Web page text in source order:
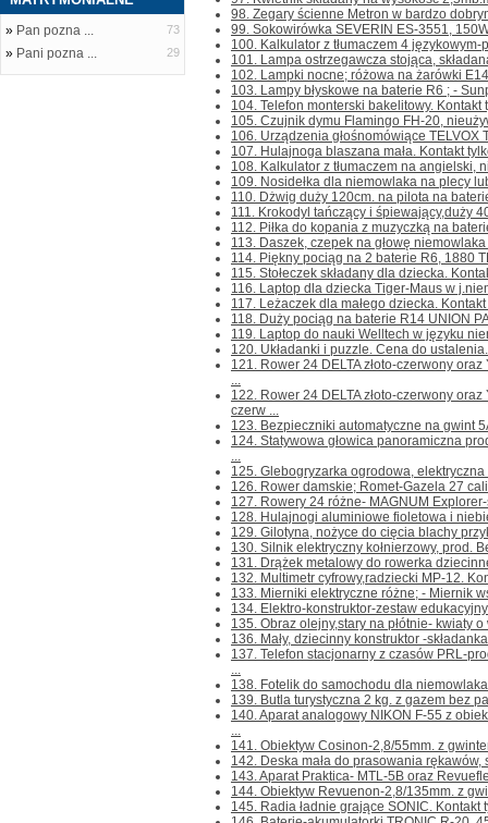
» Pan pozna ... 73
» Pani pozna ... 29
98. Zegary ścienne Metron w bardzo
99. Sokowirówka SEVERIN ES-3551,
100. Kalkulator z tłumaczem 4
101. Lampa ostrzegawcza stojąca,
102. Lampki nocne; różowa na żarówki
103. Lampy błyskowe na baterie R6 ; -
104. Telefon monterski bakelitowy. Kontakt
105. Czujnik dymu Flamingo FH-20,
106. Urządzenia głośnomówiące TELVOX
107. Hulajnoga blaszana mała. Kontakt
108. Kalkulator z tłumaczem na angielski,
109. Nosidełka dla niemowlaka na plecy
110. Dżwig duży 120cm. na pilota na
111. Krokodyl tańczący i śpiewający,duży
112. Piłka do kopania z muzyczką na
113. Daszek, czepek na głowę
114. Piękny pociąg na 2 baterie R6, 1880
115. Stołeczek składany dla dziecka.
116. Laptop dla dziecka Tiger-Maus w
117. Leżaczek dla małego dziecka.
118. Duży pociąg na baterie R14 UNION
119. Laptop do nauki Welltech w języku
120. Układanki i puzzle. Cena do
121. Rower 24 DELTA złoto-czerwony
...
122. Rower 24 DELTA złoto-czerwony
czerw ...
123. Bezpieczniki automatyczne na gwint
124. Statywowa głowica panoramiczna
...
125. Glebogryzarka ogrodowa,
126. Rower damskie; Romet-Gazela 27
127. Rowery 24 różne- MAGNUM
128. Hulajnogi aluminiowe fioletowa i
129. Gilotyna, nożyce do cięcia blachy
130. Silnik elektryczny kołnierzowy, prod.
131. Drążek metalowy do rowerka
132. Multimetr cyfrowy,radziecki MP-12.
133. Mierniki elektryczne różne; - Miernik
134. Elektro-konstruktor-zestaw
135. Obraz olejny,stary na płótnie- kwiaty
136. Mały, dziecinny konstruktor -
137. Telefon stacjonarny z czasów PRL-
...
138. Fotelik do samochodu dla
139. Butla turystyczna 2 kg. z gazem bez
140. Aparat analogowy NIKON F-55 z
...
141. Obiektyw Cosinon-2,8/55mm. z
142. Deska mała do prasowania
143. Aparat Praktica- MTL-5B oraz
144. Obiektyw Revuenon-2,8/135mm. z
145. Radia ładnie grające SONIC. Kontakt